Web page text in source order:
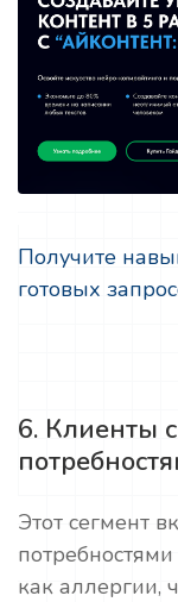
Получите
готовых
6. Клиенты
Этот сегмент
как аллергии,